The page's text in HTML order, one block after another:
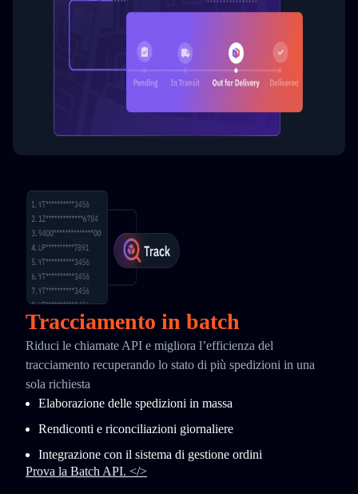
Tracciamento in batch
Riduci le chiamate API e migliora l’efficienza del
tracciamento recuperando lo stato di più spedizioni in una
sola richiesta
Elaborazione delle spedizioni in massa
Rendiconti e riconciliazioni giornaliere
Integrazione con il sistema di gestione ordini
Prova la Batch API. </>